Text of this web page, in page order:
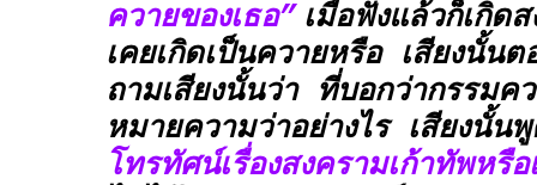
ควายของเธอ” เมื่อฟังแล้วก็เกิด
เคยเกิดเป็นควายหรือ เสียงนั้นต
ถามเสียงนั้นว่า ที่บอกว่ากรรมค
หมายความว่าอย่างไร เสียงนั้น
โทรทัศน์เรื่องสงครามเก้าทัพหรือ